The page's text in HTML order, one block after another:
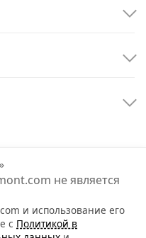
не является
и использование его
с Политикой в